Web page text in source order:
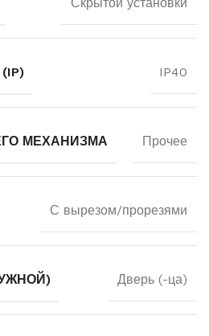
Скрытой установки
IP40
МЕХАНИЗМА Прочее
С вырезом/прорезями
Дверь (-ца)